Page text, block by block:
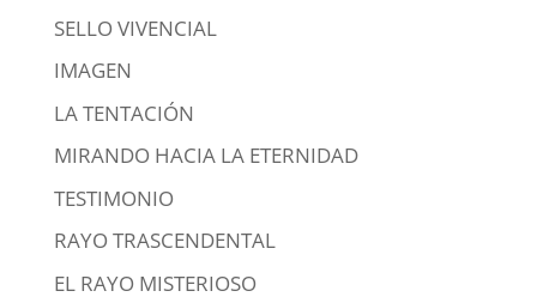
SELLO VIVENCIAL
IMAGEN
LA TENTACIÓN
MIRANDO HACIA LA ETERNIDAD
TESTIMONIO
RAYO TRASCENDENTAL
EL RAYO MISTERIOSO